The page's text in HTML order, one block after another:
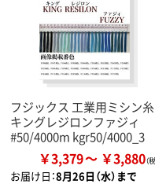
フジックス 工業用ミシン糸
キングレジロンファジィ
#50/4000m kgr50/4000_3
￥3,379 ￥3,880
お届け日：8月26日（水）まで